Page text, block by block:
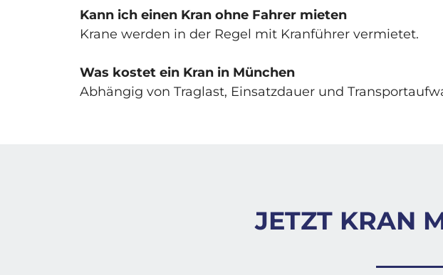
Kann ich einen Kran ohne Fahrer mieten
Krane werden in der Regel mit Kranführer vermietet.
Was kostet ein Kran in München
Abhängig von Traglast, Einsatzdauer und
JETZT KRAN